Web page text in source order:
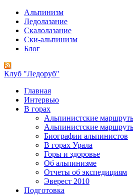
Альпинизм
Ледолазание
Скалолазание
Ски-альпинизм
Блог
Клуб "Ледоруб"
Главная
Интервью
В горах
Альпинистские
Альпинистские
Биографии альпинистов
В горах Урала
Горы и здоровье
Об альпинизме
Отчеты об экспедициям
Эверест 2010
Подготовка